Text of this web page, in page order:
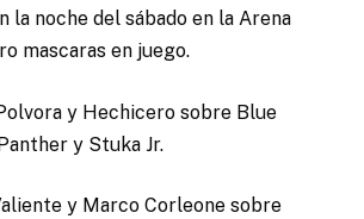
la noche del sábado en la Arena
mascaras en juego.
y Hechicero sobre Blue
y Stuka Jr.
y Marco Corleone sobre